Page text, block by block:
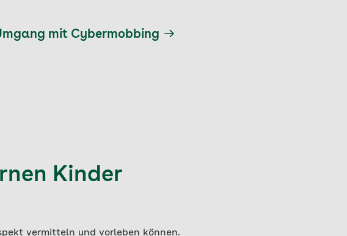
mit Cybermobbing
Kinder
vermitteln und vorleben können.